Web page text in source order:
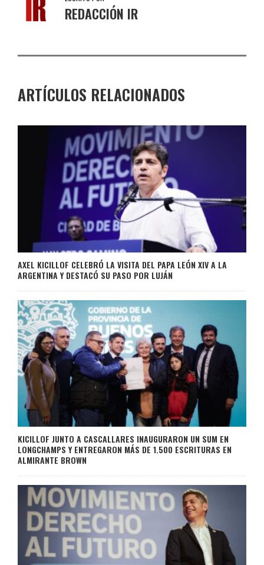
REDACCIÓN IR
ARTÍCULOS RELACIONADOS
AXEL KICILLOF CELEBRÓ LA VISITA DEL PAPA LEÓN XIV A LA
ARGENTINA Y DESTACÓ SU PASO POR LUJÁN
KICILLOF JUNTO A CASCALLARES INAUGURARON UN SUM EN
LONGCHAMPS Y ENTREGARON MÁS DE 1.500 ESCRITURAS EN
ALMIRANTE BROWN